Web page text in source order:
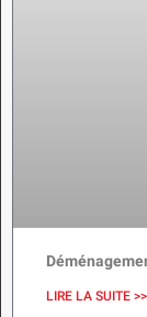
LIRE LA SUITE >>